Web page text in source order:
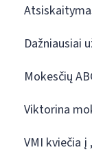
Dažniausiai
Mokesčių
Viktorina
VMI kviečia į